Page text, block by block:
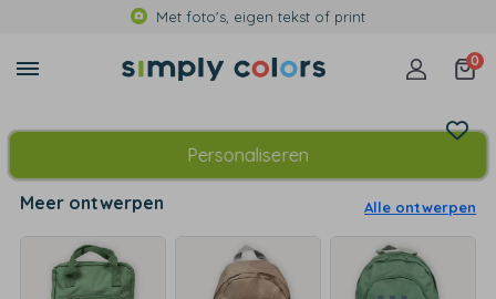
Met foto's, eigen tekst of print
0
Personaliseren
Meer ontwerpen Alle ontwerpen